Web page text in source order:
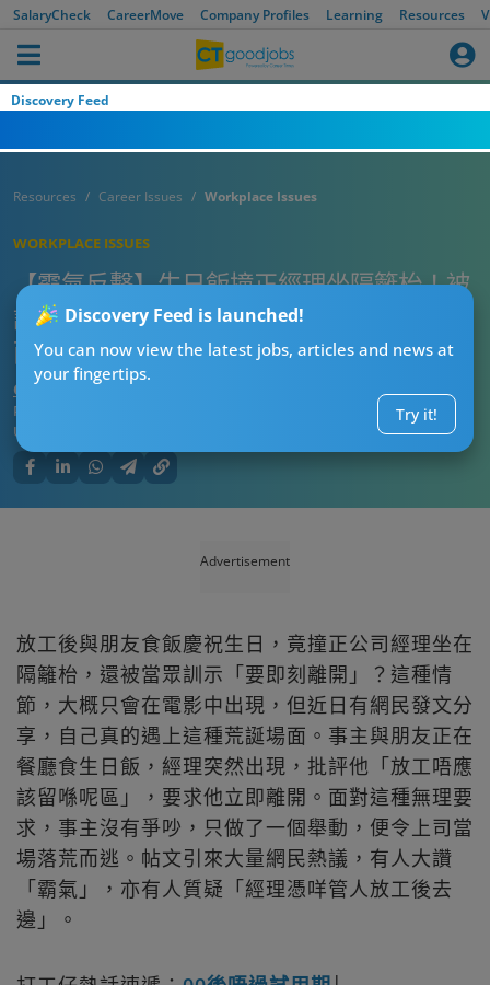
SalaryCheck CareerMove Company Profiles Learning Resources
Discovery Feed
Discovery Feed is launched!
You can now view the latest jobs, articles and news at
your fingertips.
Try it!
Resources Career Issues Workplace Issues
WORKPLACE ISSUES
【霸氣反擊】生日飯撞正經理坐隔籬枱！被
訓示「要即刻離開」 事主1舉動令上司落荒
而逃
CTgoodjobs’ Editor
Published:
Updated:
Advertisement
放工後與朋友食飯慶祝生日，竟撞正公司經理坐在
隔籬枱，還被當眾訓示「要即刻離開」？這種情
節，大概只會在電影中出現，但近日有網民發文分
享，自己真的遇上這種荒誕場面。事主與朋友正在
餐廳食生日飯，經理突然出現，批評他「放工唔應
該留喺呢區」，要求他立即離開。面對這種無理要
求，事主沒有爭吵，只做了一個舉動，便令上司當
場落荒而逃。帖文引來大量網民熱議，有人大讚
「霸氣」，亦有人質疑「經理憑咩管人放工後去
邊」。